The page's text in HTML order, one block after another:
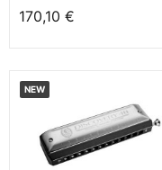
170,10 €
NEW